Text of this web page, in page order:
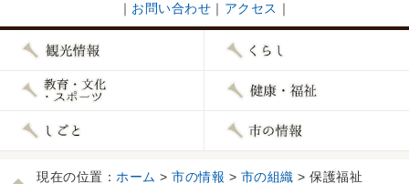
｜ お問い合わせ ｜ アクセス ｜
現在の位置： ホーム > 市の情報 > 市の組織 > 保護福祉